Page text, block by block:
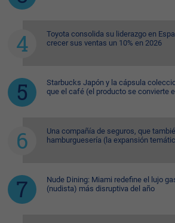
Toyota consolida su liderazgo en
crecer sus ventas un 10% en 2026
Starbucks Japón y la cápsula
que el café (el producto se convierte
Una compañía de seguros, que
hamburguesería (la expansión
Nude Dining: Miami redefine el lujo
(nudista) más disruptiva del año